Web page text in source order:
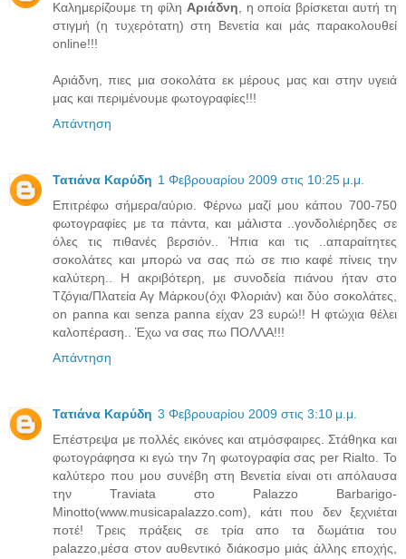
Καλημερίζουμε τη φίλη Αριάδνη , η οποία βρίσκεται αυτή τη
στιγμή (η τυχερότατη) στη Βενετία και μάς παρακολουθεί
online!!!
Αριάδνη, πιες μια σοκολάτα εκ μέρους μας και στην υγειά
μας και περιμένουμε φωτογραφίες!!!
Απάντηση
Τατιάνα Καρύδη 1 Φεβρουαρίου 2009 στις 10:25 μ.μ.
Επιτρέφω σήμερα/αύριο. Φέρνω μαζί μου κάπου 700-750
φωτογραφίες με τα πάντα, και μάλιστα ..γονδολιέρηδες σε
όλες τις πιθανές βερσιόν.. Ήπια και τις ..απαραίτητες
σοκολάτες και μπορώ να σας πώ σε πιο καφέ πίνεις την
καλύτερη.. Η ακριβότερη, με συνοδεία πιάνου ήταν στο
Τζόγια/Πλατεία Αγ Μάρκου(όχι Φλοριάν) και δύο σοκολάτες,
on panna και senza panna είχαν 23 ευρώ!! Η φτώχια θέλει
καλοπέραση.. Έχω να σας πω ΠΟΛΛΑ!!!
Απάντηση
Τατιάνα Καρύδη 3 Φεβρουαρίου 2009 στις 3:10 μ.μ.
Επέστρεψα με πολλές εικόνες και ατμόσφαιρες. Στάθηκα και
φωτογράφησα κι εγώ την 7η φωτογραφία σας per Rialto. Το
καλύτερο που μου συνέβη στη Βενετία είναι οτι απόλαυσα
την Traviata στο Palazzo Barbarigo-
Minotto(www.musicapalazzo.com), κάτι που δεν ξεχνιέται
ποτέ! Τρεις πράξεις σε τρία απο τα δωμάτια του
palazzo,μέσα στον αυθεντικό διάκοσμο μιάς άλλης εποχής,